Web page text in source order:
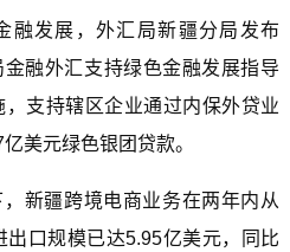
发展，外汇局新疆分局发布
金融外汇支持绿色金融发展指导
支持辖区企业通过内保外贷业
美元绿色银团贷款。
疆跨境电商业务在两年内从
口规模已达5.95亿美元，同比